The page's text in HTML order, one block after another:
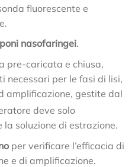
fluorescente e
nasofaringei.
pre-caricata e chiusa,
necessari per le fasi di lisi,
amplificazione, gestite dal
deve solo
soluzione di estrazione.
per verificare l’efficacia di
e di amplificazione.